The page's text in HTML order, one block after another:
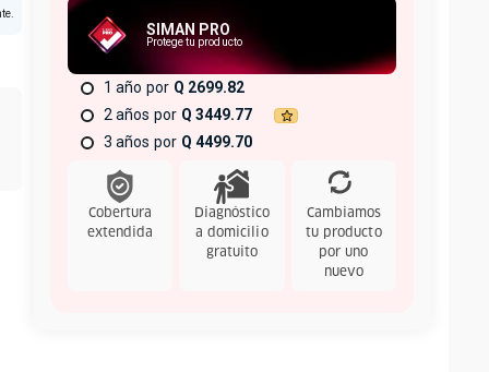
SIMAN PRO
Protege tu producto
1 año
Q 2699.82
2 años
Q 3449.77
3 años
Q 4499.70
Cobertura
extendida
Diagnóstico
a domicilio
gratuito
Cambiamos
tu producto
por uno
nuevo